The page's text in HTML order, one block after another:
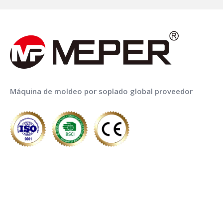
Máquina de moldeo por soplado global proveedor